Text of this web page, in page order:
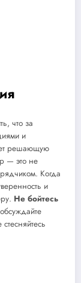
что за
и
решающую
— это не
Когда
и
Не бойтесь